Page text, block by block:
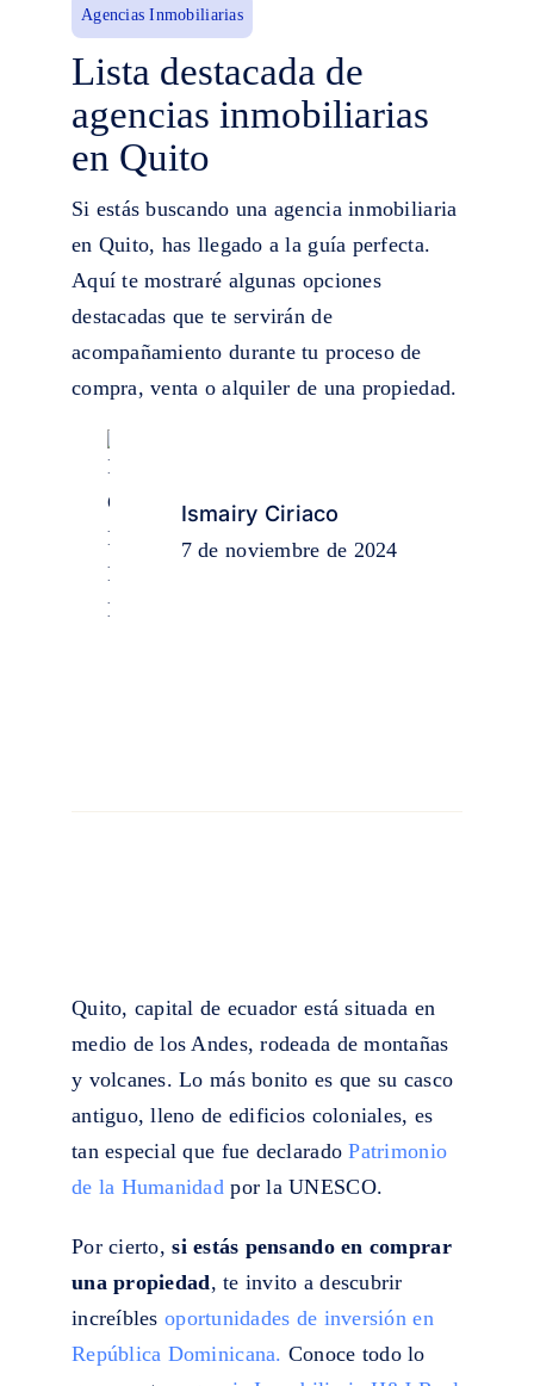
Agencias Inmobiliarias
Lista destacada de
agencias inmobiliarias
en Quito
Si estás buscando una agencia inmobiliaria
en Quito, has llegado a la guía perfecta.
Aquí te mostraré algunas opciones
destacadas que te servirán de
acompañamiento durante tu proceso de
compra, venta o alquiler de una propiedad.
Ismairy Ciriaco
7 de noviembre de 2024
Quito, capital de ecuador está situada en
medio de los Andes, rodeada de montañas
y volcanes. Lo más bonito es que su casco
antiguo, lleno de edificios coloniales, es
tan especial que fue declaradoPatrimonio
de la Humanidadpor la UNESCO.
Por cierto,si estás pensando en comprar
una propiedad, te invito a descubrir
increíbles oportunidades de inversión en
República Dominicana. Conoce todo lo